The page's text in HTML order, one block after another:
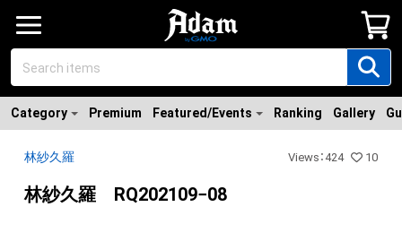
Category Premium Featured/Events Ranking Gallery
林紗久羅 Views ：424 10
林紗久羅 RQ202109−08